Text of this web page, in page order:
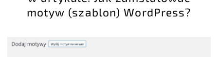
motyw (szablon) WordPress?